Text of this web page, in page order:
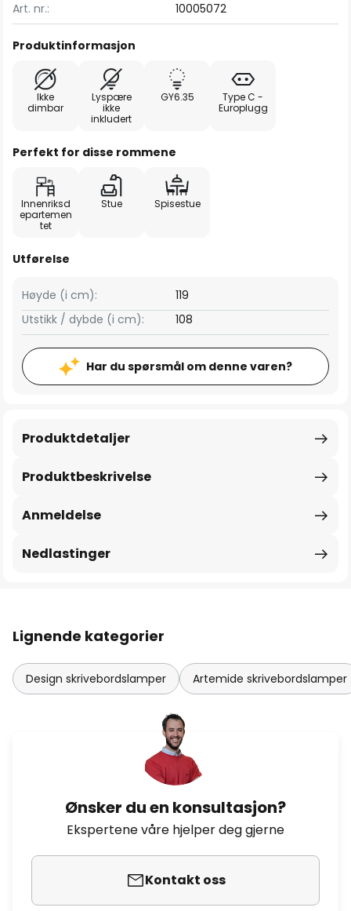
Art. nr.:
10005072
Produktinformasjon
Ikke
dimbar
Lyspære
ikke
inkludert
GY6.35
Type C -
Europlugg
Perfekt for disse rommene
Innenriksd
epartemen
tet
Stue Spisestue
Utførelse
Høyde (i cm):
119
Utstikk / dybde (i cm):
108
Har du spørsmål om denne varen?
Produktbeskrivelse
Produktdetaljer
Anmeldelse
Nedlastinger
Lignende kategorier
Design skrivebordslamper Artemide skrivebordslamper
Ønsker du en konsultasjon?
Ekspertene våre hjelper deg gjerne
Kontakt oss